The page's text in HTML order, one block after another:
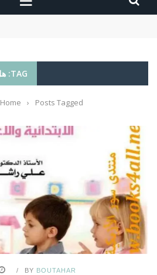
history of islam
TAG: هل نربي أطفالنا أم نفسدهم
Home › Posts Tagged "هل نربي أطفالنا أم نفسدهم"
BY BOUTAHAR